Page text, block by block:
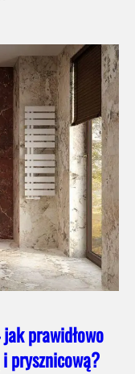
prawidłowo
prysznicową?